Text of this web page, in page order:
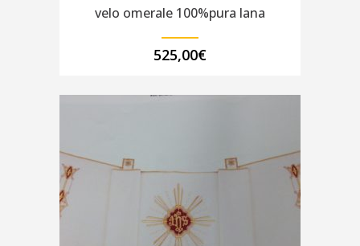
velo omerale 100%pura lana
525,00€